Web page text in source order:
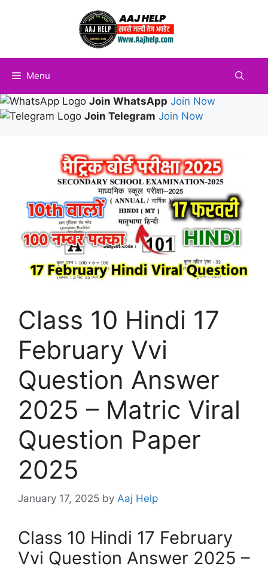
Menu
Join WhatsApp Join Now
Join Telegram Join Now
Class 10 Hindi 17
February Vvi
Question Answer
2025 – Matric Viral
Question Paper
2025
January 17, 2025 by Aaj Help
Class 10 Hindi 17 February
Vvi Question Answer 2025 –